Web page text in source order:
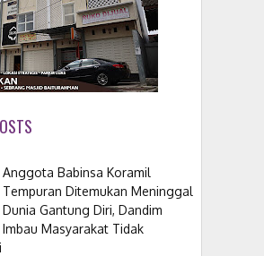
Anggota Babinsa Koramil
Tempuran Ditemukan Meninggal
Dunia Gantung Diri, Dandim
Imbau Masyarakat Tidak